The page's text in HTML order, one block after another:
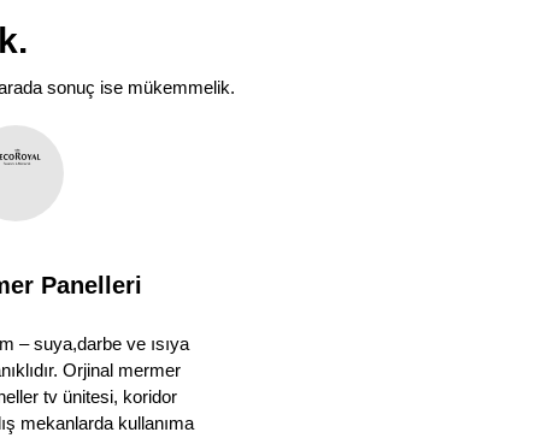
sonuç ise mükemmelik.
Panelleri
– suya,darbe ve ısıya
Orjinal mermer
tv ünitesi, koridor
mekanlarda kullanıma